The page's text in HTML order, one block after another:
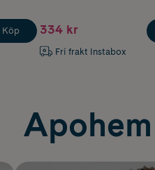
Köp 334 kr
Fri frakt Instabox